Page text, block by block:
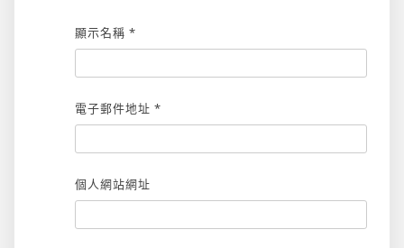
顯示名稱 *
電子郵件地址 *
個人網站網址